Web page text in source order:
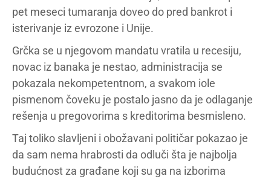
pet meseci tumaranja doveo do pred bankrot i
isterivanje iz evrozone i Unije.
Grčka se u njegovom mandatu vratila u recesiju,
novac iz banaka je nestao, administracija se
pokazala nekompetentnom, a svakom iole
pismenom čoveku je postalo jasno da je odlaganje
rešenja u pregovorima s kreditorima besmisleno.
Taj toliko slavljeni i obožavani političar pokazao je
da sam nema hrabrosti da odluči šta je najbolja
budućnost za građane koji su ga na izborima